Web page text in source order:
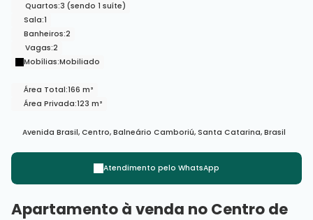
Quartos:3 (sendo 1 suíte)
Sala:1
Banheiros:2
Vagas:2
Mobílias:Mobiliado
Área Total:166 m²
Área Privada:123 m²
Avenida Brasil,Centro,Balneário Camboriú,Santa Catarina,Brasil
Atendimento pelo WhatsApp
Apartamento à venda no Centro de